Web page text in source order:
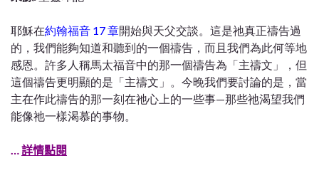
耶穌在約翰福音 17 章開始與天父交談。這是祂真正禱告過
的，我們能夠知道和聽到的一個禱告，而且我們為此何等地
感恩。許多人稱馬太福音中的那一個禱告為「主禱文」，但
這個禱告更明顯的是「主禱文」。今晚我們要討論的是，當
主在作此禱告的那一刻在祂心上的一些事—那些祂渴望我們
能像祂一樣渴慕的事物。
… 詳情點閱